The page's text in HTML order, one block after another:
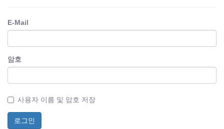
E-Mail
암호
사용자 이름 및 암호 저장